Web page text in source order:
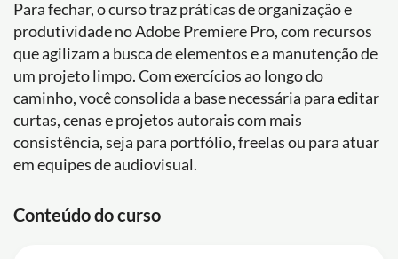
Para fechar, o curso traz práticas de organização e
produtividade no Adobe Premiere Pro, com recursos
que agilizam a busca de elementos e a manutenção de
um projeto limpo. Com exercícios ao longo do
caminho, você consolida a base necessária para editar
curtas, cenas e projetos autorais com mais
consistência, seja para portfólio, freelas ou para atuar
em equipes de audiovisual.
Conteúdo do curso